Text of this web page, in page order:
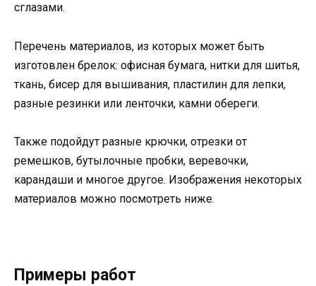
сглазами.
Перечень материалов, из которых может быть
изготовлен брелок: офисная бумага, нитки для шитья,
ткань, бисер для вышивания, пластилин для лепки,
разные резинки или ленточки, камни обереги.
Также подойдут разные крючки, отрезки от
ремешков, бутылочные пробки, веревочки,
карандаши и многое другое. Изображения некоторых
материалов можно посмотреть ниже.
Примеры работ